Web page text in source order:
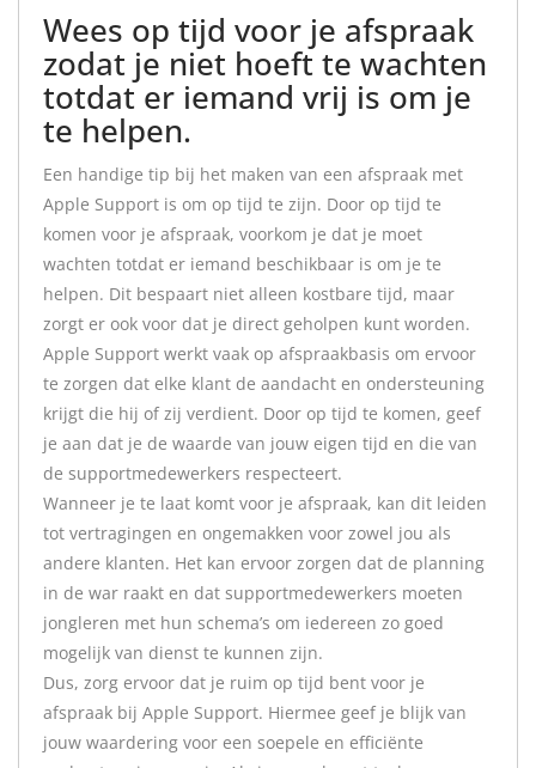
Wees op tijd voor je afspraak
zodat je niet hoeft te wachten
totdat er iemand vrij is om je
te helpen.
Een handige tip bij het maken van een afspraak met
Apple Support is om op tijd te zijn. Door op tijd te
komen voor je afspraak, voorkom je dat je moet
wachten totdat er iemand beschikbaar is om je te
helpen. Dit bespaart niet alleen kostbare tijd, maar
zorgt er ook voor dat je direct geholpen kunt worden.
Apple Support werkt vaak op afspraakbasis om ervoor
te zorgen dat elke klant de aandacht en ondersteuning
krijgt die hij of zij verdient. Door op tijd te komen, geef
je aan dat je de waarde van jouw eigen tijd en die van
de supportmedewerkers respecteert.
Wanneer je te laat komt voor je afspraak, kan dit leiden
tot vertragingen en ongemakken voor zowel jou als
andere klanten. Het kan ervoor zorgen dat de planning
in de war raakt en dat supportmedewerkers moeten
jongleren met hun schema’s om iedereen zo goed
mogelijk van dienst te kunnen zijn.
Dus, zorg ervoor dat je ruim op tijd bent voor je
afspraak bij Apple Support. Hiermee geef je blijk van
jouw waardering voor een soepele en efficiënte